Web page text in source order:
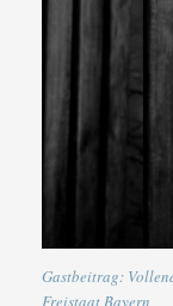
Gastbeitrag:
Freistaat Bayern